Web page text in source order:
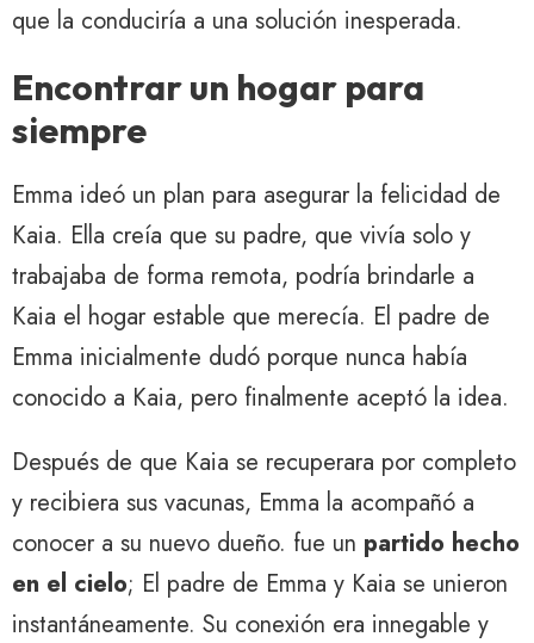
que la conduciría a una solución inesperada.
Encontrar un hogar para
siempre
Emma ideó un plan para asegurar la felicidad de
Kaia. Ella creía que su padre, que vivía solo y
trabajaba de forma remota, podría brindarle a
Kaia el hogar estable que merecía. El padre de
Emma inicialmente dudó porque nunca había
conocido a Kaia, pero finalmente aceptó la idea.
Después de que Kaia se recuperara por completo
y recibiera sus vacunas, Emma la acompañó a
conocer a su nuevo dueño. fue un partido hecho
en el cielo; El padre de Emma y Kaia se unieron
instantáneamente. Su conexión era innegable y